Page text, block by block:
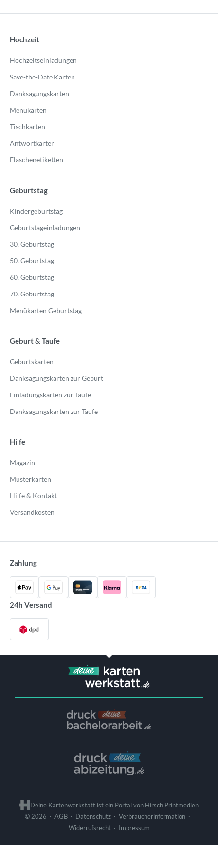
Hochzeit
Hochzeitseinladungen
Save-the-Date Karten
Danksagungskarten
Menükarten
Tischkarten
Antwortkarten
Flaschenetiketten
Geburtstag
Kindergeburtstag
Geburtstageinladungen
30. Geburtstag
50. Geburtstag
60. Geburtstag
70. Geburtstag
Menükarten Geburtstag
Geburt & Taufe
Geburtskarten
Danksagungskarten zur Geburt
Einladungskarten zur Taufe
Danksagungskarten zur Taufe
Hilfe
Magazin
Musterkarten
Hilfe & Kontakt
Versandkosten
Zahlung
24h Versand
Deine Kartenwerkstatt ist ein Portal von Hirsch Printmedien
© 2026 · AGB · Datenschutz · Verbraucherinformation ·
Widerrufsrecht · Impressum